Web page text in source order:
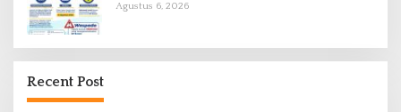
Agustus 6, 2026
Recent Post